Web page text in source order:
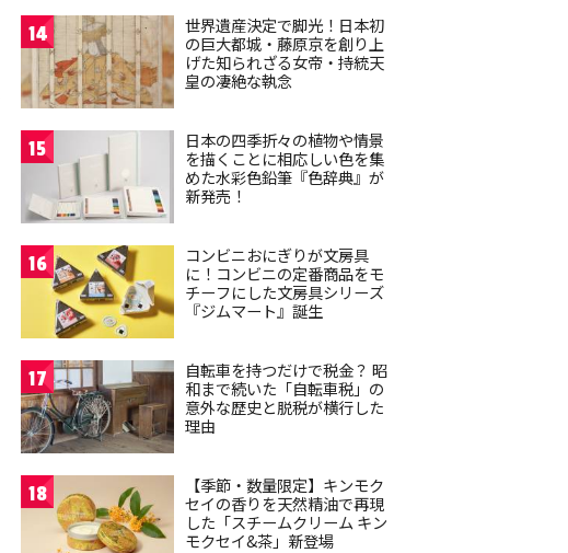
14
世界遺産決定で脚光！日本初
の巨大都城・藤原京を創り上
げた知られざる女帝・持統天
皇の凄絶な執念
15
日本の四季折々の植物や情景
を描くことに相応しい色を集
めた水彩色鉛筆『色辞典』が
新発売！
16
コンビニおにぎりが文房具
に！コンビニの定番商品をモ
チーフにした文房具シリーズ
『ジムマート』誕生
17
自転車を持つだけで税金？ 昭
和まで続いた「自転車税」の
意外な歴史と脱税が横行した
理由
18
【季節・数量限定】キンモク
セイの香りを天然精油で再現
した「スチームクリーム キン
モクセイ&茶」新登場